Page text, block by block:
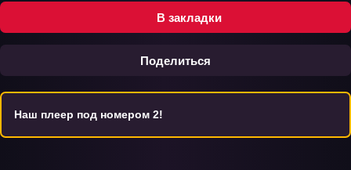
В закладки
Поделиться
Наш плеер под номером 2!